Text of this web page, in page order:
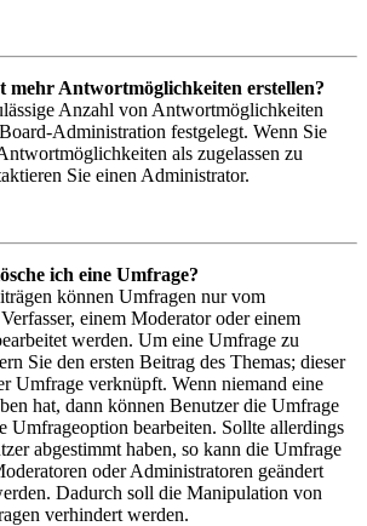
mehr Antwortmöglichkeiten erstellen?
Anzahl von Antwortmöglichkeiten
Administration festgelegt. Wenn Sie
als zugelassen zu
Sie einen Administrator.
ich eine Umfrage?
können Umfragen nur vom
einem Moderator oder einem
werden. Um eine Umfrage zu
Sie den ersten Beitrag des Themas; dieser
Umfrage verknüpft. Wenn niemand eine
hat, dann können Benutzer die Umfrage
Umfrageoption bearbeiten. Sollte allerdings
abgestimmt haben, so kann die Umfrage
oder Administratoren geändert
Dadurch soll die Manipulation von
verhindert werden.